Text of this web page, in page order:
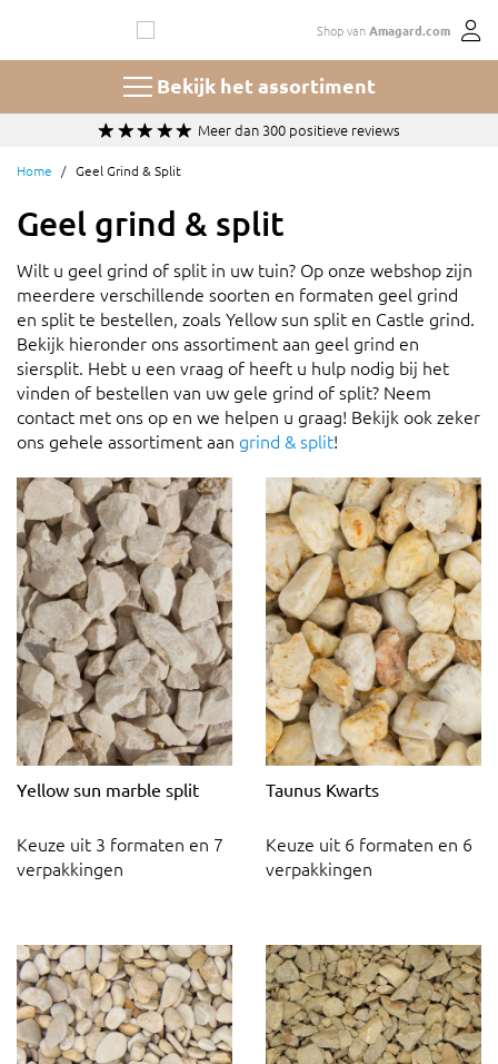
de
Shop vanAmagard.com
Bekijk het assortiment
Meer dan 300 positieve reviews
Home Geel Grind & Split
Geel grind & split
Wilt u geel grind of split in uw tuin? Op onze webshop zijn
meerdere verschillende soorten en formaten geel grind
en split te bestellen, zoals Yellow sun split en Castle grind.
Bekijk hieronder ons assortiment aan geel grind en
siersplit. Hebt u een vraag of heeft u hulp nodig bij het
vinden of bestellen van uw gele grind of split? Neem
contact met ons op en we helpen u graag! Bekijk ook zeker
ons gehele assortiment aan grind & split!
Yellow sun marble split
Keuze uit 3 formaten en 7
verpakkingen
Taunus Kwarts
Keuze uit 6 formaten en 6
verpakkingen